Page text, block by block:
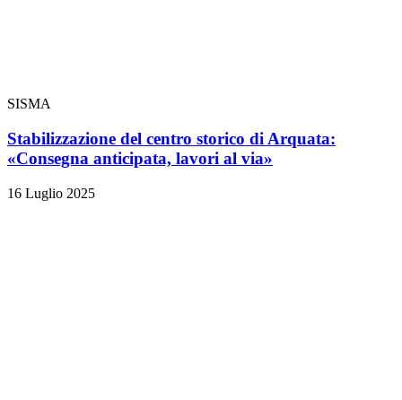
SISMA
Stabilizzazione del centro storico di Arquata:
«Consegna anticipata, lavori al via»
16 Luglio 2025